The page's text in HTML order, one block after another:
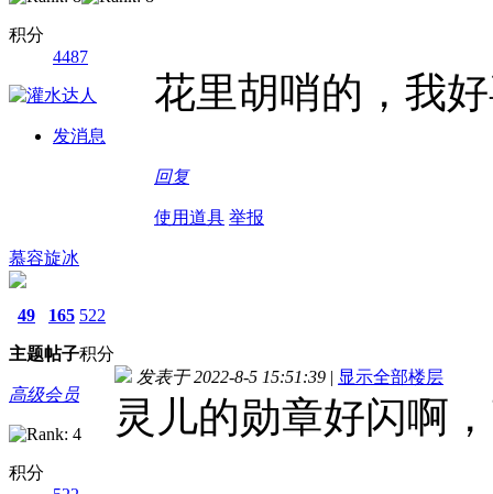
积分
4487
发消息
花里胡哨的，我
回复
使用道具 举报
慕容旋冰
49
主题
165
帖子
522
积分
高级会员
积分
发表于 2022-8-5 15:51:39 | 显示全部楼层
灵儿的勋章好闪啊